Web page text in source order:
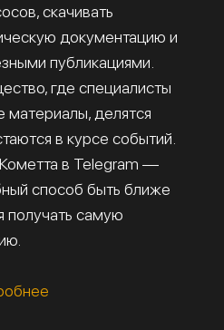
скачивать
документацию и
публикациями.
где специалисты
материалы, делятся
в курсе событий.
в Telegram —
способ быть ближе
получать самую